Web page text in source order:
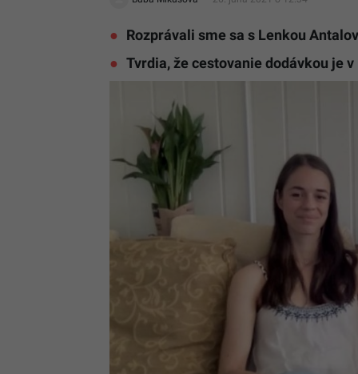
Rozprávali sme sa s Lenkou
Tvrdia, že cestovanie dodávkou je